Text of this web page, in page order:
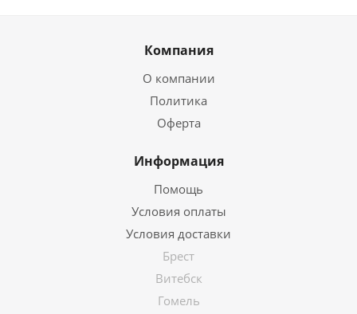
Компания
О компании
Политика
Оферта
Информация
Помощь
Условия оплаты
Условия доставки
Брест
Витебск
Гомель